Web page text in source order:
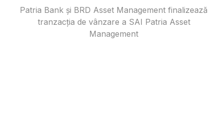
Patria Bank și BRD Asset Management finalizează
tranzacția de vânzare a SAI Patria Asset
Management